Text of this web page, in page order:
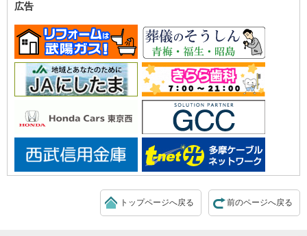
広告
前のページへ戻る
トップページへ戻る